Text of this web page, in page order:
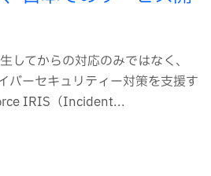
してからの対応のみではなく、
バーセキュリティー対策を支援す
IRIS（Incident...